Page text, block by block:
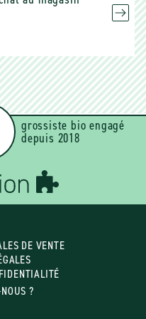
grossiste bio engagé
depuis 2018
DE VENTE
?